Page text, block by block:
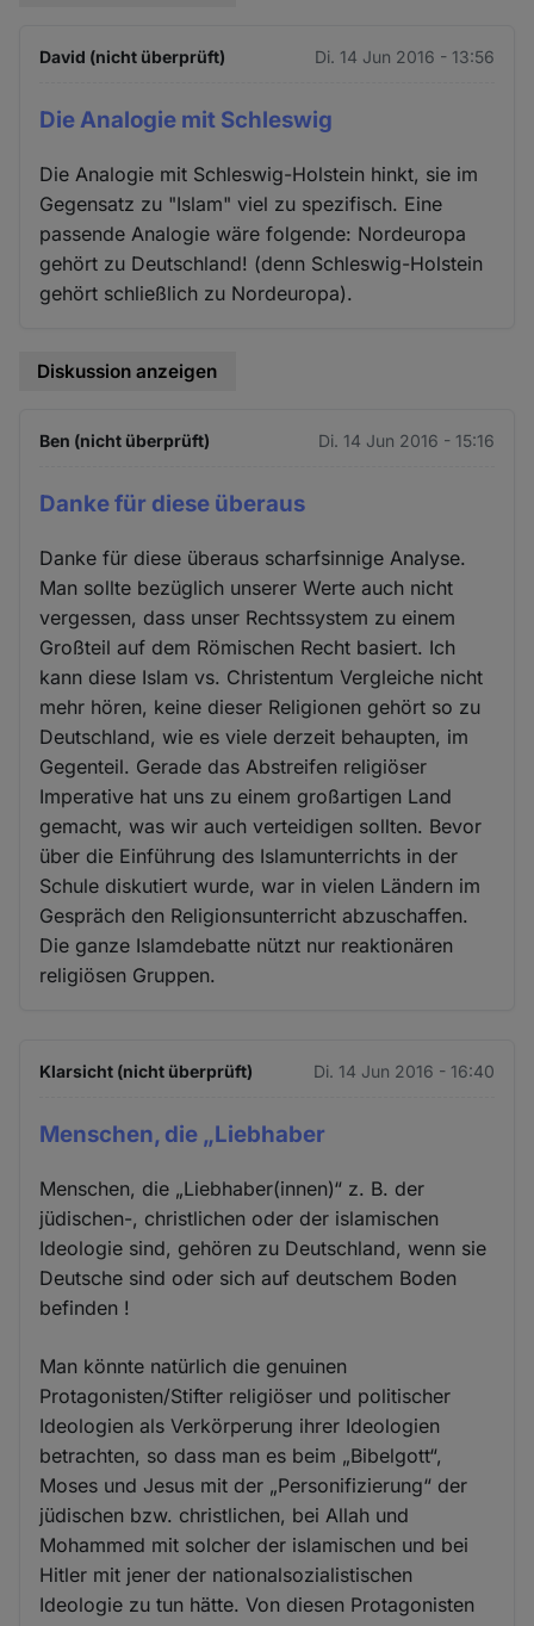
David (nicht überprüft) Di. 14 Jun 2016 - 13:56
Die Analogie mit Schleswig
Die Analogie mit Schleswig-Holstein hinkt, sie im
Gegensatz zu "Islam" viel zu spezifisch. Eine
passende Analogie wäre folgende: Nordeuropa
gehört zu Deutschland! (denn Schleswig-Holstein
gehört schließlich zu Nordeuropa).
Diskussion anzeigen
Ben (nicht überprüft) Di. 14 Jun 2016 - 15:16
Danke für diese überaus
Danke für diese überaus scharfsinnige Analyse.
Man sollte bezüglich unserer Werte auch nicht
vergessen, dass unser Rechtssystem zu einem
Großteil auf dem Römischen Recht basiert. Ich
kann diese Islam vs. Christentum Vergleiche nicht
mehr hören, keine dieser Religionen gehört so zu
Deutschland, wie es viele derzeit behaupten, im
Gegenteil. Gerade das Abstreifen religiöser
Imperative hat uns zu einem großartigen Land
gemacht, was wir auch verteidigen sollten. Bevor
über die Einführung des Islamunterrichts in der
Schule diskutiert wurde, war in vielen Ländern im
Gespräch den Religionsunterricht abzuschaffen.
Die ganze Islamdebatte nützt nur reaktionären
religiösen Gruppen.
Klarsicht (nicht überprüft) Di. 14 Jun 2016 - 16:40
Menschen, die „Liebhaber
Menschen, die „Liebhaber(innen)“ z. B. der
jüdischen-, christlichen oder der islamischen
Ideologie sind, gehören zu Deutschland, wenn sie
Deutsche sind oder sich auf deutschem Boden
befinden !
Man könnte natürlich die genuinen
Protagonisten/Stifter religiöser und politischer
Ideologien als Verkörperung ihrer Ideologien
betrachten, so dass man es beim „Bibelgott“,
Moses und Jesus mit der „Personifizierung“ der
jüdischen bzw. christlichen, bei Allah und
Mohammed mit solcher der islamischen und bei
Hitler mit jener der nationalsozialistischen
Ideologie zu tun hätte. Von diesen Protagonisten